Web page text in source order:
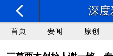
深度
首页 要闻 原创